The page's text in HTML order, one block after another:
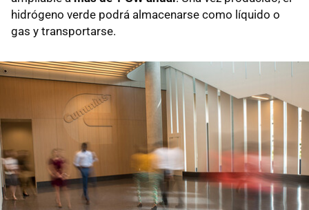
hidrógeno verde podrá almacenarse como líquido o
gas y transportarse.